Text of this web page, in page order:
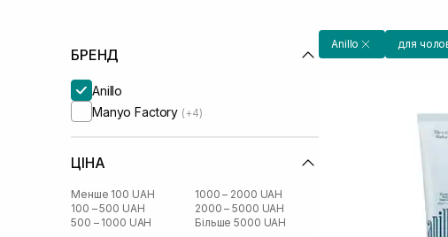
БРЕНД
Anillo
Manyo Factory (+4)
ЦІНА
Менше 100 UAH
100 – 500 UAH
500 – 1000 UAH
1000 – 2000 UAH
2000 – 5000 UAH
Більше 5000 UAH
Anillo для